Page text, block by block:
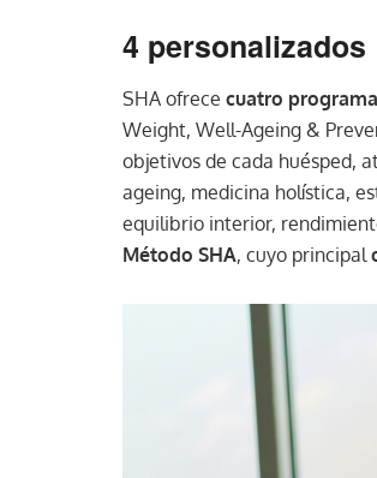
4 personalizados
SHA ofrece cuatro
Weight, Well-Ageing &
objetivos de cada huésped,
ageing, medicina holística,
equilibrio interior,
Método SHA, cuyo principal